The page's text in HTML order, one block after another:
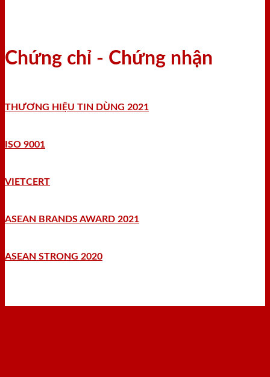
Chứng chỉ - Chứng nhận
THƯƠNG HIỆU TIN DÙNG 2021
ISO 9001
VIETCERT
ASEAN BRANDS AWARD 2021
ASEAN STRONG 2020